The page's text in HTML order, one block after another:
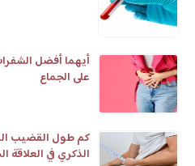
أيهما أفضل
على الجماع
كم طول القضيب
الذكري في العلاقة